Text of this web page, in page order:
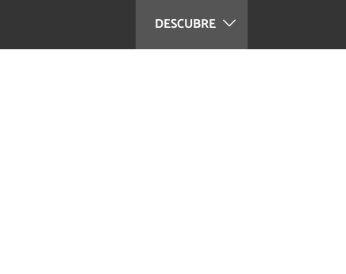
DESCUBRE